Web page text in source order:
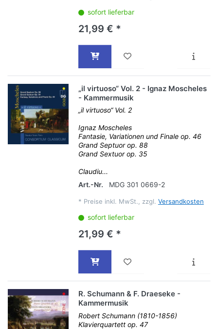
sofort lieferbar
21,99 € *
„il virtuoso“ Vol. 2 - Ignaz Moscheles
- Kammermusik
„il virtuoso“ Vol. 2
Ignaz Moscheles
Fantasie, Variationen und Finale op. 46
Grand Septuor op. 88
Grand Sextuor op. 35
Claudiu...
Art.-Nr.
MDG 301 0669-2
* Preise inkl. MwSt., zzgl. Versandkosten
sofort lieferbar
21,99 € *
R. Schumann & F. Draeseke -
Kammermusik
Robert Schumann (1810-1856)
Klavierquartett op. 47